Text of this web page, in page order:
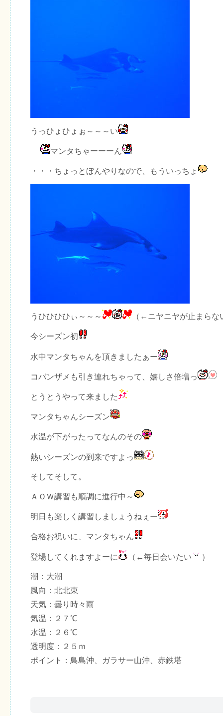
うっひょひょぉ～～～い
マンタちゃーーーん
・・・ちょっとぼんやりなので、もういっちょ
うひひひひぃ～～～ （←ニヤニヤが止まらな
今シーズン初
水中マンタちゃんを頂きましたぁー
コバンザメも引き連れちゃって、嬉しさ倍増っ
とうとうやって来ました
マンタちゃんシーズン
水温が下がったってなんのその
熱いシーズンの到来ですよっ
そしてそして。
ＡＯＷ講習も順調に進行中～
明日も楽しく講習しましょうねぇー
合格お祝いに、マンタちゃん
登場してくれますよーに （←毎日会いたい ）
潮：大潮
風向：北北東
天気：曇り時々雨
気温：２７℃
水温：２６℃
透明度：２５ｍ
ポイント：鳥島沖、ガラサー山沖、赤鉄塔